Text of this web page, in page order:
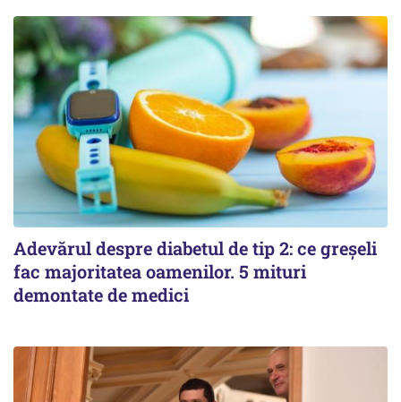
Adevărul despre diabetul de tip 2: ce greșeli
fac majoritatea oamenilor. 5 mituri
demontate de medici